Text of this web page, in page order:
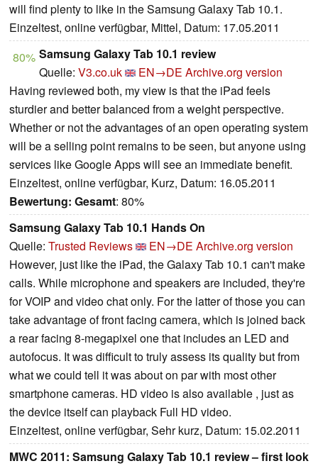
will find plenty to like in the Samsung Galaxy Tab 10.1.
Einzeltest, online verfügbar, Mittel, Datum: 17.05.2011
80% Samsung Galaxy Tab 10.1 review
Quelle: V3.co.uk EN→DE Archive.org version
Having reviewed both, my view is that the iPad feels
sturdier and better balanced from a weight perspective.
Whether or not the advantages of an open operating system
will be a selling point remains to be seen, but anyone using
services like Google Apps will see an immediate benefit.
Einzeltest, online verfügbar, Kurz, Datum: 16.05.2011
Bewertung: Gesamt: 80%
Samsung Galaxy Tab 10.1 Hands On
Quelle: Trusted Reviews EN→DE Archive.org version
However, just like the iPad, the Galaxy Tab 10.1 can't make
calls. While microphone and speakers are included, they're
for VOIP and video chat only. For the latter of those you can
take advantage of front facing camera, which is joined back
a rear facing 8-megapixel one that includes an LED and
autofocus. It was difficult to truly assess its quality but from
what we could tell it was about on par with most other
smartphone cameras. HD video is also available , just as
the device itself can playback Full HD video.
Einzeltest, online verfügbar, Sehr kurz, Datum: 15.02.2011
MWC 2011: Samsung Galaxy Tab 10.1 review – first look